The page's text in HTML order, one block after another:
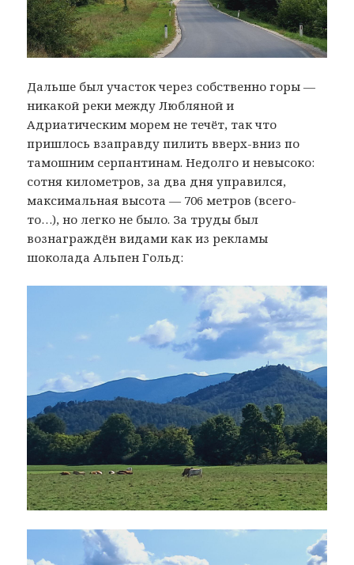
Дальше был участок через собственно горы —
никакой реки между Любляной и
Адриатическим морем не течёт, так что
пришлось взаправду пилить вверх-вниз по
тамошним серпантинам. Недолго и невысоко:
сотня километров, за два дня управился,
максимальная высота — 706 метров (всего-
то…), но легко не было. За труды был
вознаграждён видами как из рекламы
шоколада Альпен Гольд: